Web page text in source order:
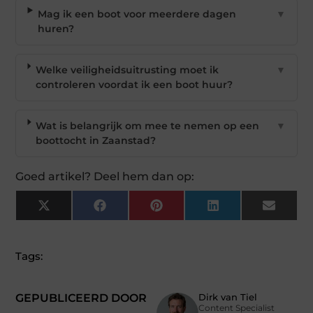
Mag ik een boot voor meerdere dagen
huren?
▼
Welke veiligheidsuitrusting moet ik
controleren voordat ik een boot huur?
▼
Wat is belangrijk om mee te nemen op een
boottocht in Zaanstad?
▼
Goed artikel? Deel hem dan op:
X
(Twitter)
Facebook Pinterest LinkedIn Email
GEPUBLICEERD DOOR Dirk van Tiel
Content Specialist
Tags: